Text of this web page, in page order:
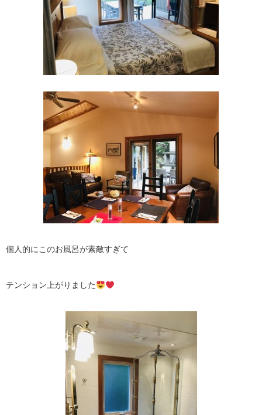
個人的にこのお風呂が素敵すぎて
テンション上がりました